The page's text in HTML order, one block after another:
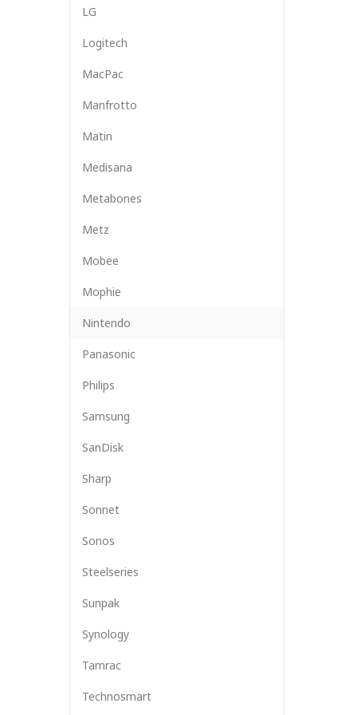
LG
Logitech
MacPac
Manfrotto
Matin
Medisana
Metabones
Metz
Mobee
Mophie
Nintendo
Panasonic
Philips
Samsung
SanDisk
Sharp
Sonnet
Sonos
Steelseries
Sunpak
Synology
Tamrac
Technosmart